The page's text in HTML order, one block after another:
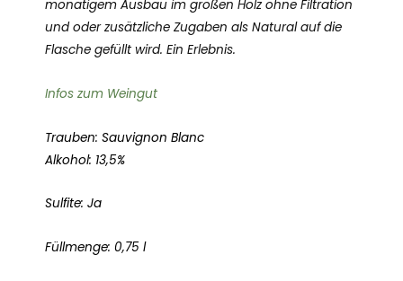
monatigem Ausbau im großen Holz ohne Filtration
und oder zusätzliche Zugaben als Natural auf die
Flasche gefüllt wird. Ein Erlebnis.
Infos zum Weingut
Trauben: Sauvignon Blanc
Alkohol: 13,5%
Sulfite: Ja
Füllmenge: 0,75 l